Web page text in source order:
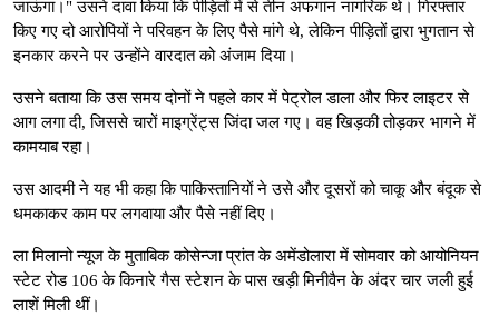
जाऊंगा।" उसने दावा किया कि पीड़ितों में से तीन अफगान नागरिक थे। गिरफ्तार
किए गए दो आरोपियों ने परिवहन के लिए पैसे मांगे थे, लेकिन पीड़ितों द्वारा भुगतान से
इनकार करने पर उन्होंने वारदात को अंजाम दिया।
उसने बताया कि उस समय दोनों ने पहले कार में पेट्रोल डाला और फिर लाइटर से
आग लगा दी, जिससे चारों माइग्रेंट्स जिंदा जल गए। वह खिड़की तोड़कर भागने में
कामयाब रहा।
उस आदमी ने यह भी कहा कि पाकिस्तानियों ने उसे और दूसरों को चाकू और बंदूक से
धमकाकर काम पर लगवाया और पैसे नहीं दिए।
ला मिलानो न्यूज के मुताबिक कोसेन्जा प्रांत के अमेंडोलारा में सोमवार को आयोनियन
स्टेट रोड 106 के किनारे गैस स्टेशन के पास खड़ी मिनीवैन के अंदर चार जली हुई
लाशें मिली थीं।